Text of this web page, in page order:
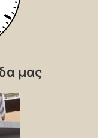
μας